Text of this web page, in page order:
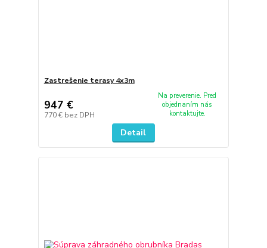
Zastrešenie terasy 4x3m
947 €
770 € bez DPH
Na preverenie. Pred
objednaním nás
kontaktujte.
Detail